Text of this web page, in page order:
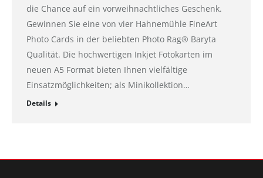
die Chance auf ein vorweihnachtliches Geschenk.
Gewinnen Sie eine von vier Hahnemühle FineArt
Photo Cards in der beliebten Photo Rag® Baryta
Qualität. Die hochwertigen Inkjet Fotokarten im
neuen A5 Format bieten Ihnen vielfältige
Einsatzmöglichkeiten; als Minikollektion…
Details